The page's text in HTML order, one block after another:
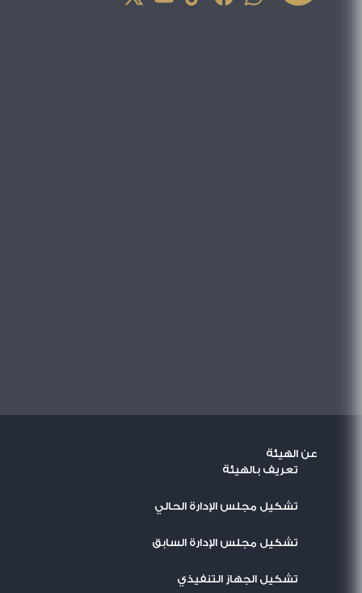
عن الهيئة
تعريف بالهيئة
تشكيل مجلس الإدارة الحالي
تشكيل مجلس الإدارة السابق
تشكيل الجهاز التنفيذي